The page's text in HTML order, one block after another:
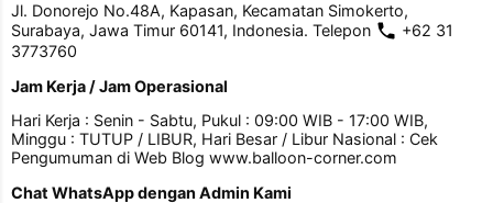
Jl. Donorejo No.48A, Kapasan, Kecamatan Simokerto,
Surabaya, Jawa Timur 60141, Indonesia. Telepon
+62 31
3773760
Jam Kerja / Jam Operasional
Hari Kerja : Senin - Sabtu, Pukul : 09:00 WIB - 17:00 WIB,
Minggu : TUTUP / LIBUR, Hari Besar / Libur Nasional : Cek
Pengumuman di Web Blog www.balloon-corner.com
Chat WhatsApp dengan Admin Kami